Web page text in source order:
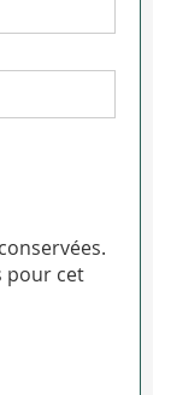
pour cet